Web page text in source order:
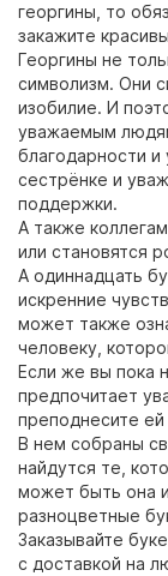
георгины, то
закажите
Георгины не
символизм. Они
изобилие. И
уважаемым
благодарности
сестрёнке и
поддержки.
А также
или становятся
А одиннадцать
искренние
может также
человеку,
Если же вы пока
предпочитает
преподнесите
В нем собраны
найдутся те,
может быть она
разноцветные
Заказывайте
с доставкой на